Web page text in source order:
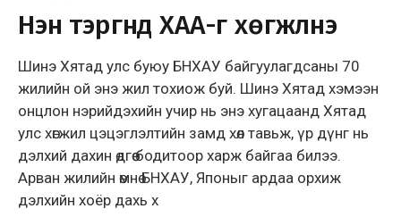
Нэн тэргүүнд ХАА-г хөгжүүлнэ
Шинэ Хятад улс буюу БНХАУ байгуулагдсаны 70
жилийн ой энэ жил тохиож буй. Шинэ Хятад хэмээн
онцлон нэрийдэхийн учир нь энэ хугацаанд Хятад
улс хөгжил цэцэглэлтийн замд хөл тавьж, үр дүнг нь
дэлхий дахин өдгөө бодитоор харж байгаа билээ.
Арван жилийн өмнө БНХАУ, Японыг ардаа орхиж
дэлхийн хоёр дахь х